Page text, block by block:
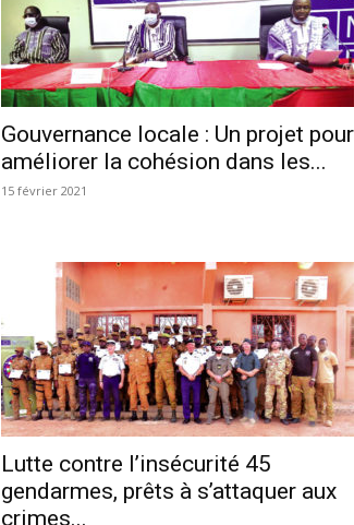
Gouvernance locale : Un projet pour
améliorer la cohésion dans les...
15 février 2021
Lutte contre l’insécurité 45
gendarmes, prêts à s’attaquer aux
crimes...